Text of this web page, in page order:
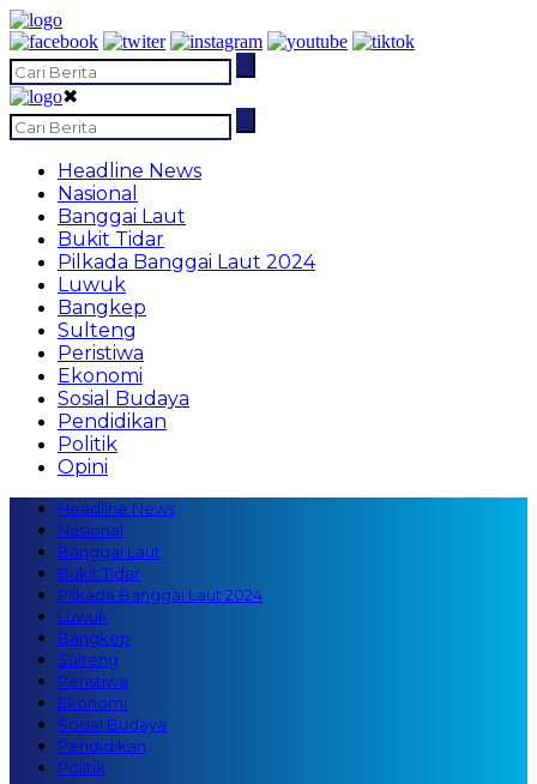
✖
Headline News
Nasional
Banggai Laut
Bukit Tidar
Pilkada Banggai Laut 2024
Luwuk
Bangkep
Sulteng
Peristiwa
Ekonomi
Sosial Budaya
Pendidikan
Politik
Opini
Headline News
Nasional
Banggai Laut
Bukit Tidar
Pilkada Banggai Laut 2024
Luwuk
Bangkep
Sulteng
Peristiwa
Ekonomi
Sosial Budaya
Pendidikan
Politik